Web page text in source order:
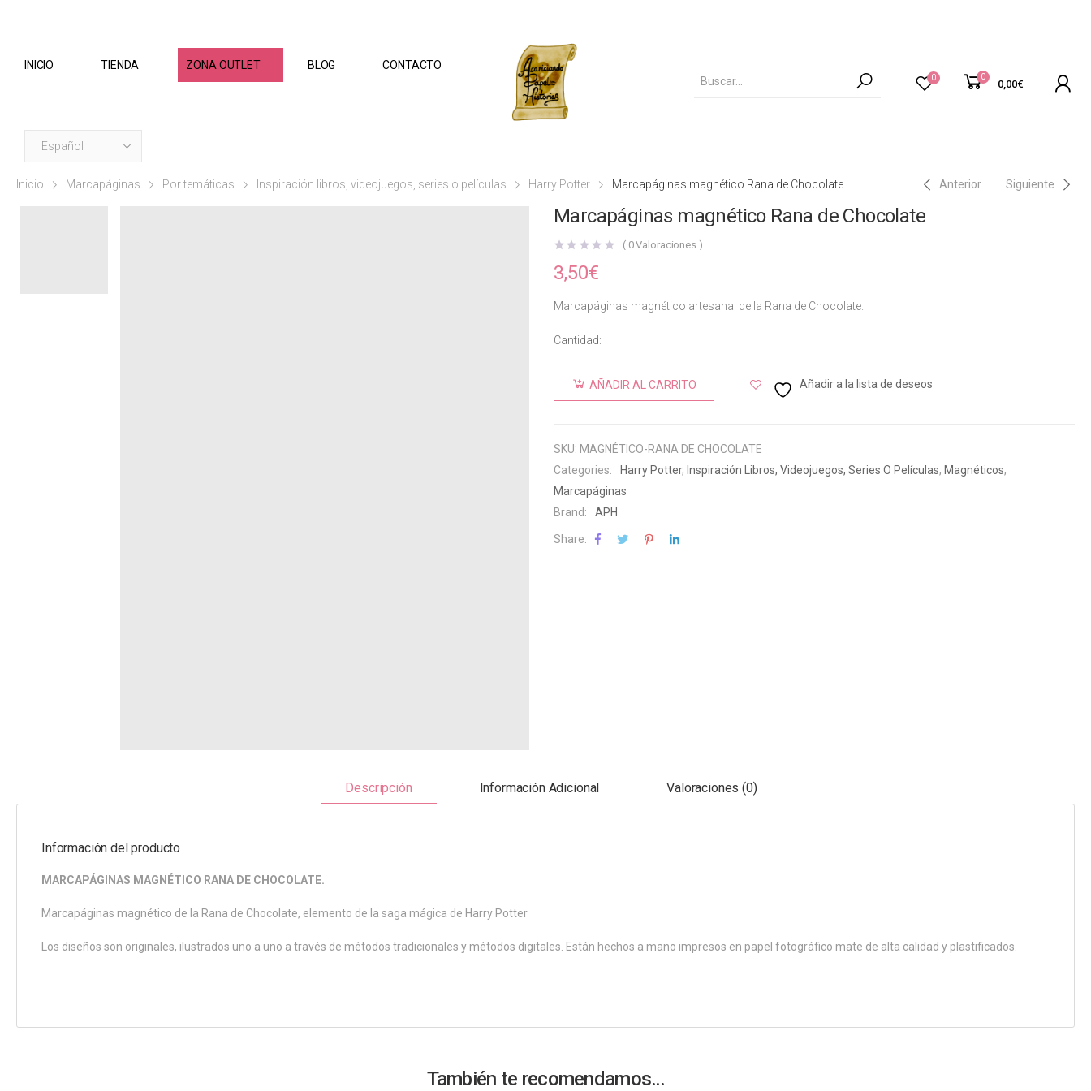
INICIO TIENDA ZONA OUTLET BLOG CONTACTO
0 0
0,00€
Inicio Marcapáginas Por temáticas Inspiración libros, videojuegos, series o películas Harry Potter Marcapáginas magnético Rana de Chocolate Anterior Siguiente
Marcapáginas magnético Rana de Chocolate
( 0Valoraciones )
3,50€
Marcapáginas magnético artesanal de la Rana de Chocolate.
Cantidad:
AÑADIR AL CARRITO Añadir a la lista de deseos
SKU: MAGNÉTICO-RANA DE CHOCOLATE
Categories:
Harry Potter, Inspiración Libros, Videojuegos, Series O Películas, Magnéticos,
Marcapáginas
Brand:
APH
Share:
Descripción Información Adicional Valoraciones (0)
Información del producto
MARCAPÁGINAS MAGNÉTICO RANA DE CHOCOLATE.
Marcapáginas magnético de la Rana de Chocolate, elemento de la saga mágica de Harry Potter
Los diseños son originales, ilustrados uno a uno a través de métodos tradicionales y métodos digitales. Están hechos a mano impresos en papel fotográfico mate de alta calidad y plastificados.
También te recomendamos…